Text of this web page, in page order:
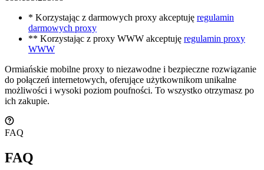
* Korzystając z darmowych proxy akceptuję regulamin
darmowych proxy
** Korzystając z proxy WWW akceptuję regulamin proxy
WWW
Ormiańskie mobilne proxy to niezawodne i bezpieczne rozwiązanie
do połączeń internetowych, oferujące użytkownikom unikalne
możliwości i wysoki poziom poufności. To wszystko otrzymasz po
ich zakupie.
FAQ
FAQ